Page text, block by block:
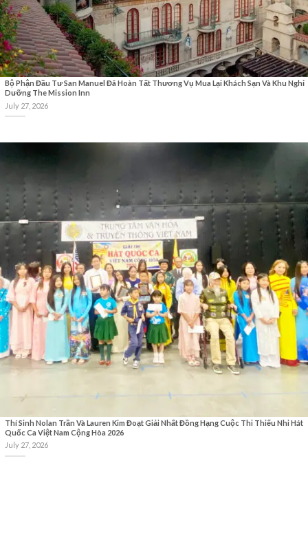
Bộ Phận Đầu Tư San Manuel Đã Hoàn Tất Thương Vụ Mua Lại Khách Sạn Và Khu Nghỉ
Dưỡng The Mission Inn
July 27, 2026
Thí Sinh Nolan Trần Và Lauren Kim Đoạt Giải Nhất Đồng Hạng Cuộc Thi Thiếu Nhi Hát
Quốc Ca Việt Nam Cộng Hòa 2026
July 27, 2026